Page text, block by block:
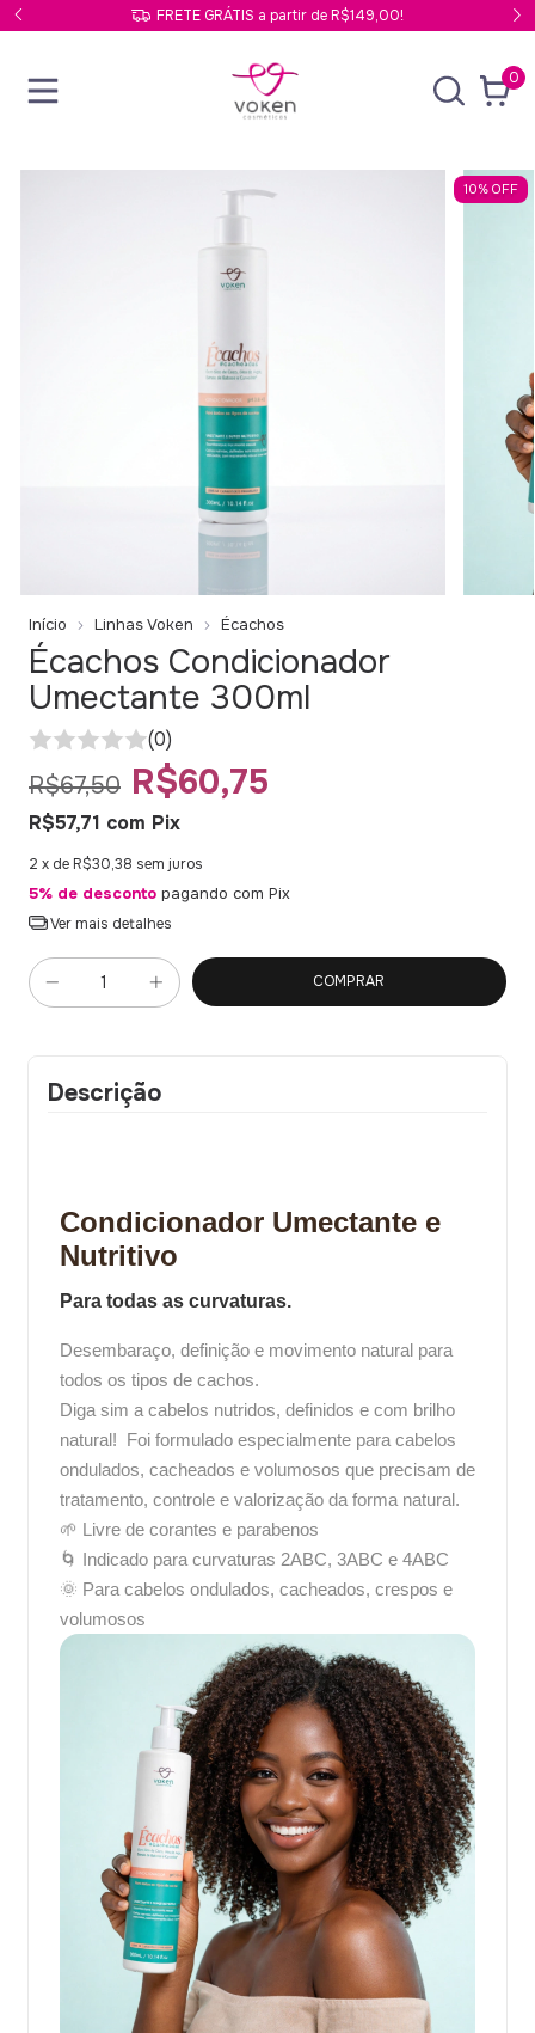
FRETE GRÁTIS a partir de R$149,00!
0
10% OFF
Início Linhas Voken Écachos
Écachos Condicionador
Umectante 300ml
(0)
R$67,50 R$60,75
R$57,71 com Pix
2 x de R$30,38 sem juros
5% de desconto pagando com Pix
Ver mais detalhes
Descrição
Condicionador Umectante e
Nutritivo
Para todas as curvaturas.
Desembaraço, definição e movimento natural para
todos os tipos de cachos.
Diga sim a cabelos nutridos, definidos e com brilho
natural! Foi formulado especialmente para cabelos
ondulados, cacheados e volumosos que precisam de
tratamento, controle e valorização da forma natural.
🌱 Livre de corantes e parabenos
🌀 Indicado para curvaturas 2ABC, 3ABC e 4ABC
🌞 Para cabelos ondulados, cacheados, crespos e
volumosos